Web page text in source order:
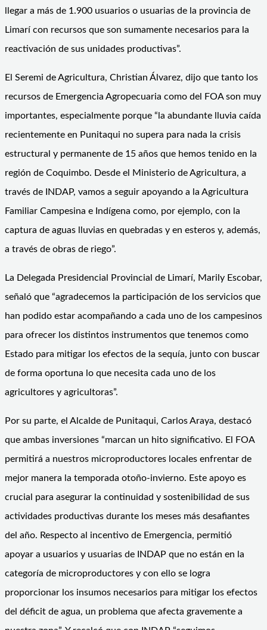
llegar a más de 1.900 usuarios o usuarias de la provincia de
Limarí con recursos que son sumamente necesarios para la
reactivación de sus unidades productivas”.
El Seremi de Agricultura, Christian Álvarez, dijo que tanto los
recursos de Emergencia Agropecuaria como del FOA son muy
importantes, especialmente porque “la abundante lluvia caída
recientemente en Punitaqui no supera para nada la crisis
estructural y permanente de 15 años que hemos tenido en la
región de Coquimbo. Desde el Ministerio de Agricultura, a
través de INDAP, vamos a seguir apoyando a la Agricultura
Familiar Campesina e Indígena como, por ejemplo, con la
captura de aguas lluvias en quebradas y en esteros y, además,
a través de obras de riego”.
La Delegada Presidencial Provincial de Limarí, Marily Escobar,
señaló que “agradecemos la participación de los servicios que
han podido estar acompañando a cada uno de los campesinos
para ofrecer los distintos instrumentos que tenemos como
Estado para mitigar los efectos de la sequía, junto con buscar
de forma oportuna lo que necesita cada uno de los
agricultores y agricultoras”.
Por su parte, el Alcalde de Punitaqui, Carlos Araya, destacó
que ambas inversiones “marcan un hito significativo. El FOA
permitirá a nuestros microproductores locales enfrentar de
mejor manera la temporada otoño-invierno. Este apoyo es
crucial para asegurar la continuidad y sostenibilidad de sus
actividades productivas durante los meses más desafiantes
del año. Respecto al incentivo de Emergencia, permitió
apoyar a usuarios y usuarias de INDAP que no están en la
categoría de microproductores y con ello se logra
proporcionar los insumos necesarios para mitigar los efectos
del déficit de agua, un problema que afecta gravemente a